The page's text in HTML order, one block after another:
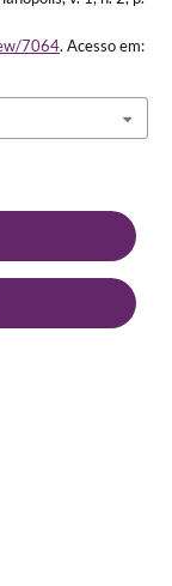
7064. Acesso em: